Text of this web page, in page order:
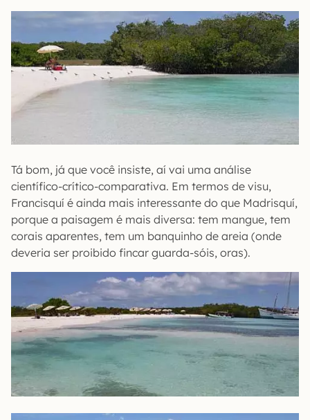
Tá bom, já que você insiste, aí vai uma análise
científico-crítico-comparativa. Em termos de visu,
Francisquí é ainda mais interessante do que Madrisquí,
porque a paisagem é mais diversa: tem mangue, tem
corais aparentes, tem um banquinho de areia (onde
deveria ser proibido fincar guarda-sóis, oras).